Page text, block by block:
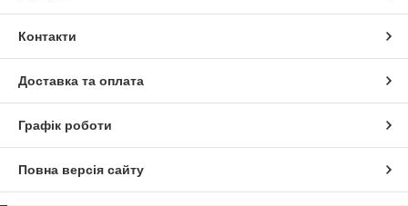
Контакти
Доставка та оплата
Графік роботи
Повна версія сайту